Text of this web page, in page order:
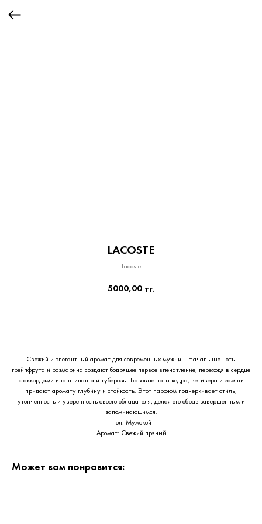
LACOSTE
Lacoste
5000,00 тг.
Свежий и элегантный аромат для современных мужчин. Начальные ноты
грейпфрута и розмарина создают бодрящее первое впечатление, переходя в сердце
с аккордами иланг-иланга и туберозы. Базовые ноты кедра, ветивера и замши
придают аромату глубину и стойкость. Этот парфюм подчеркивает стиль,
утонченность и уверенность своего обладателя, делая его образ завершенным и
запоминающимся.
Пол: Мужской
Аромат: Свежий пряный
Может вам понравится: